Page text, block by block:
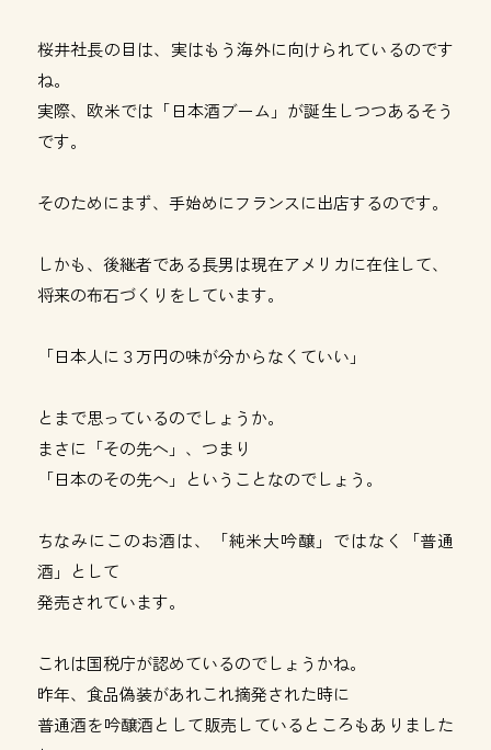
桜井社長の目は、実はもう海外に向けられているのです
ね。
実際、欧米では「日本酒ブーム」が誕生しつつあるそう
です。
そのためにまず、手始めにフランスに出店するのです。
しかも、後継者である長男は現在アメリカに在住して、
将来の布石づくりをしています。
「日本人に３万円の味が分からなくていい」
とまで思っているのでしょうか。
まさに「その先へ」、つまり
「日本のその先へ」ということなのでしょう。
ちなみにこのお酒は、「純米大吟醸」ではなく「普通
酒」として
発売されています。
これは国税庁が認めているのでしょうかね。
昨年、食品偽装があれこれ摘発された時に
普通酒を吟醸酒として販売しているところもありました